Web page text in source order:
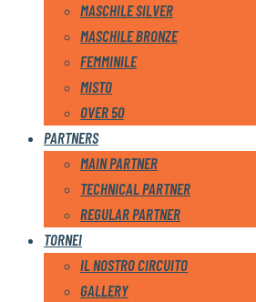
MASCHILE SILVER
MASCHILE BRONZE
FEMMINILE
MISTO
OVER 50
PARTNERS
MAIN PARTNER
TECHNICAL PARTNER
REGULAR PARTNER
TORNEI
IL NOSTRO CIRCUITO
GALLERY